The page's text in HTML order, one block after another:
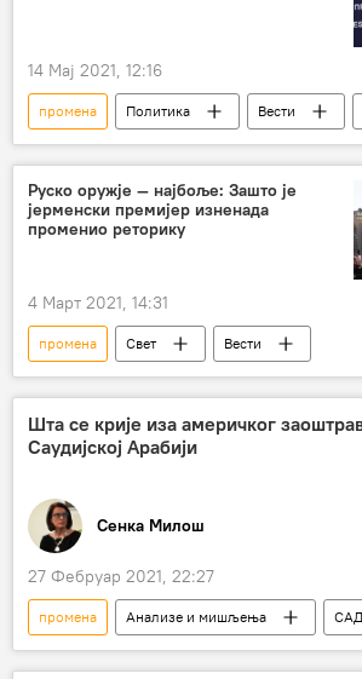
14 Мај 2021, 12:16
промена Политика Вести
Руско оружје — најбоље: Зашто је
јерменски премијер изненада
променио реторику
4 Март 2021, 14:31
промена Свет
Вести
Никол Пашињан
реторика
руско оружје
Шта се крије иза америчког
Саудијској Арабији
Сенка Милош
27 Фебруар 2021, 22:27
промена Анализе и мишљења
САД
убиство Џамала Хашогија
нова